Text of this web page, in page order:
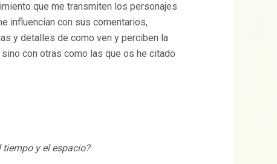
que me transmiten los personajes
influencian con sus comentarios,
y detalles de como ven y perciben la
con otras como las que os he citado
y el espacio?